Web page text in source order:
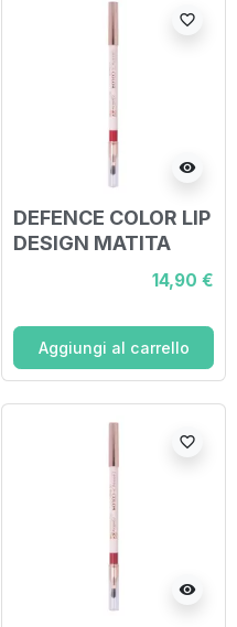
visibility
favorite_border
DEFENCE COLOR LIP
DESIGN MATITA
LABBRA 204 ROUGE
14,90 €
Aggiungi al carrello
visibility
favorite_border